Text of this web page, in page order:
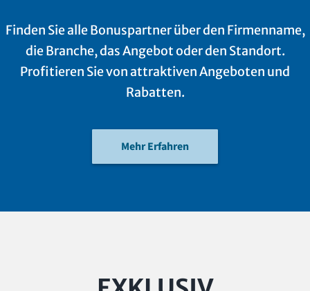
TICKETSHOP
VERANSTALTUNGEN
LESERAKTIONEN
Finden Sie alle Bonuspartner über den Firmenname,
die Branche, das Angebot oder den Standort.
Profitieren Sie von attraktiven Angeboten und
Rabatten.
Mehr Erfahren